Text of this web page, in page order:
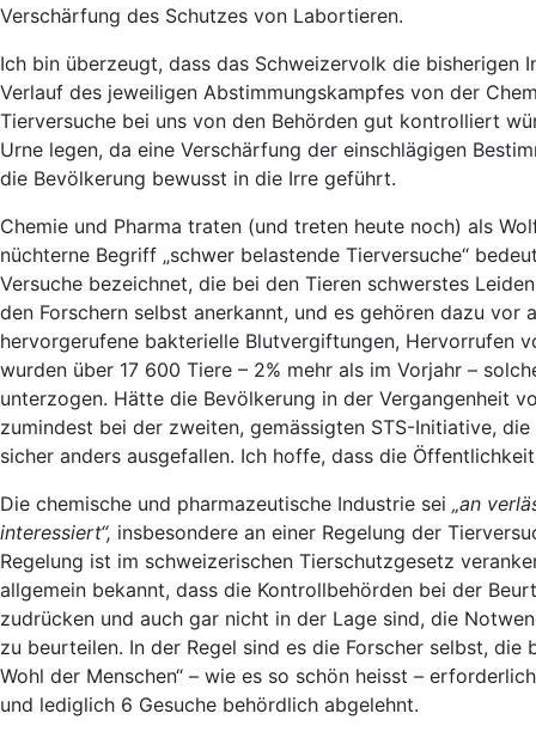
Verschärfung des Schutzes von Labortieren.
Ich bin überzeugt, dass das Schweizervolk die
Verlauf des jeweiligen Abstimmungskampfes von der
Tierversuche bei uns von den Behörden gut kontrolliert
Urne legen, da eine Verschärfung der einschlägigen
die Bevölkerung bewusst in die Irre geführt.
Chemie und Pharma traten (und treten heute noch) als
nüchterne Begriff „schwer belastende Tierversuche“
Versuche bezeichnet, die bei den Tieren schwerstes
den Forschern selbst anerkannt, und es gehören dazu
hervorgerufene bakterielle Blutvergiftungen, Hervorrufen
wurden über 17 600 Tiere – 2% mehr als im Vorjahr –
unterzogen. Hätte die Bevölkerung in der Vergangenheit
zumindest bei der zweiten, gemässigten STS-Initiative,
sicher anders ausgefallen. Ich hoffe, dass die
Die chemische und pharmazeutische Industrie sei „an
interessiert“, insbesondere an einer Regelung der
Regelung ist im schweizerischen Tierschutzgesetz
allgemein bekannt, dass die Kontrollbehörden bei der
zudrücken und auch gar nicht in der Lage sind, die
zu beurteilen. In der Regel sind es die Forscher selbst,
Wohl der Menschen“ – wie es so schön heisst –
und lediglich 6 Gesuche behördlich abgelehnt.